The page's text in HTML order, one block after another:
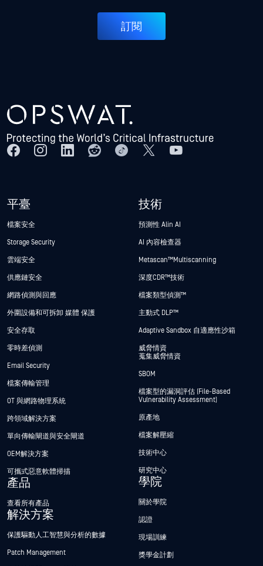
訂閱
平臺
檔案安全
Storage Security
雲端安全
供應鏈安全
網路偵測與回應
外圍設備和可拆卸 媒體 保護
安全存取
零時差偵測
Email Security
檔案傳輸管理
OT 與網路物理系統
跨領域解決方案
單向傳輸閘道與安全閘道
OEM解決方案
可攜式惡意軟體掃描
產品
查看所有產品
解決方案
保護驅動人工智慧與分析的數據
Patch Management
技術
預測性 Alin AI
AI 內容檢查器
Metascan™ Multiscanning
深度CDR™技術
檔案類型偵測™
主動式 DLP™
Adaptive Sandbox 自適應性沙箱
威脅情資
蒐集威脅情資
SBOM
檔案型的漏洞評估 (File-Based
Vulnerability Assessment)
原產地
檔案解壓縮
技術中心
研究中心
學院
關於學院
認證
現場訓練
獎學金計劃